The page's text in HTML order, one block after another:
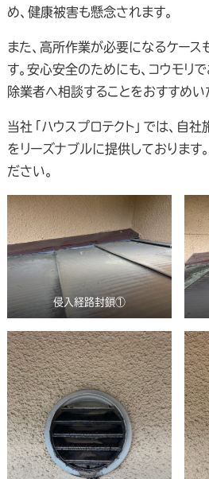
め、健康被害も懸念されます。
また、高所作業が必要になるケース
す。安心安全のためにも、コウモリ
除業者へ相談することをおすすめい
当社「ハウスプロテクト」では、自
をリーズナブルに提供しております
ださい。
侵入経路封鎖①